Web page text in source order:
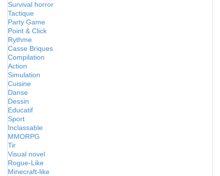
Survival horror
Tactique
Party Game
Point & Click
Rythme
Casse Briques
Compilation
Action
Simulation
Cuisine
Danse
Dessin
Educatif
Sport
Inclassable
MMORPG
Tir
Visual novel
Rogue-Like
Minecraft-like